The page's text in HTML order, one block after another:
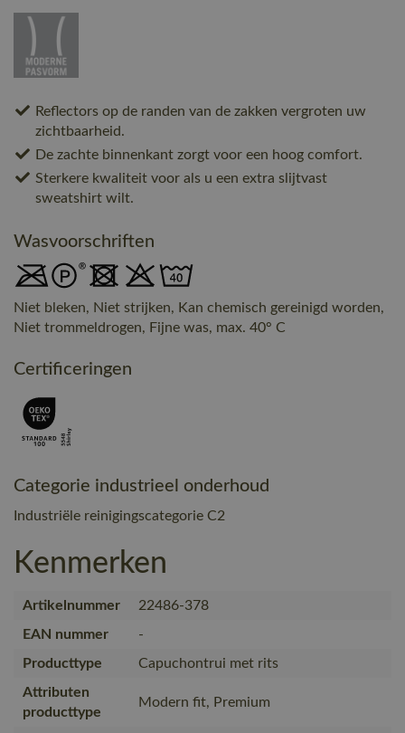
Reflectors op de randen van de zakken vergroten uw
zichtbaarheid.
De zachte binnenkant zorgt voor een hoog comfort.
Sterkere kwaliteit voor als u een extra slijtvast
sweatshirt wilt.
Wasvoorschriften
Niet bleken, Niet strijken, Kan chemisch gereinigd worden,
Niet trommeldrogen, Fijne was, max. 40° C
Certificeringen
Categorie industrieel onderhoud
Industriële reinigingscategorie C2
Kenmerken
Artikelnummer
22486-378
EAN nummer
-
Producttype
Capuchontrui met rits
Attributen
producttype
Modern fit, Premium